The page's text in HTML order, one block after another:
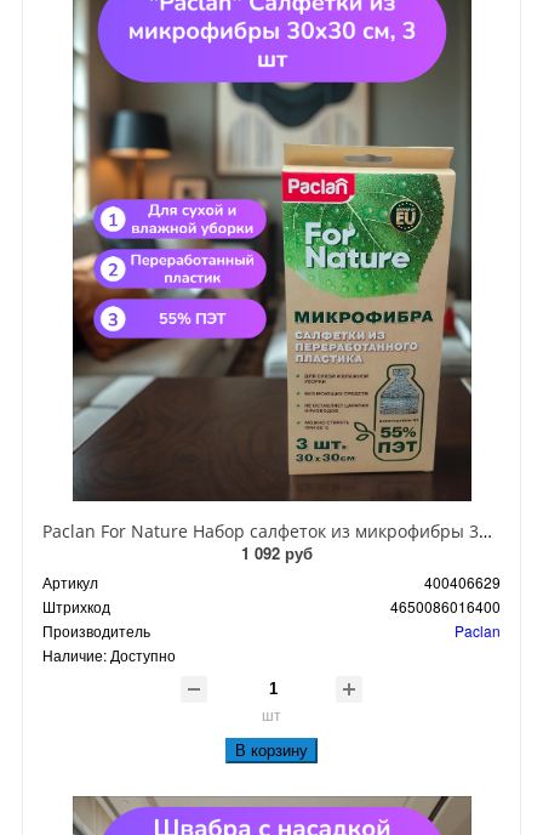
Paclan For Nature Набор салфеток из микрофибры 30х30 см, 3 шт
1 092 руб
Артикул
400406629
Штрихкод
4650086016400
Производитель
Paclan
Наличие: Доступно
шт
В корзину